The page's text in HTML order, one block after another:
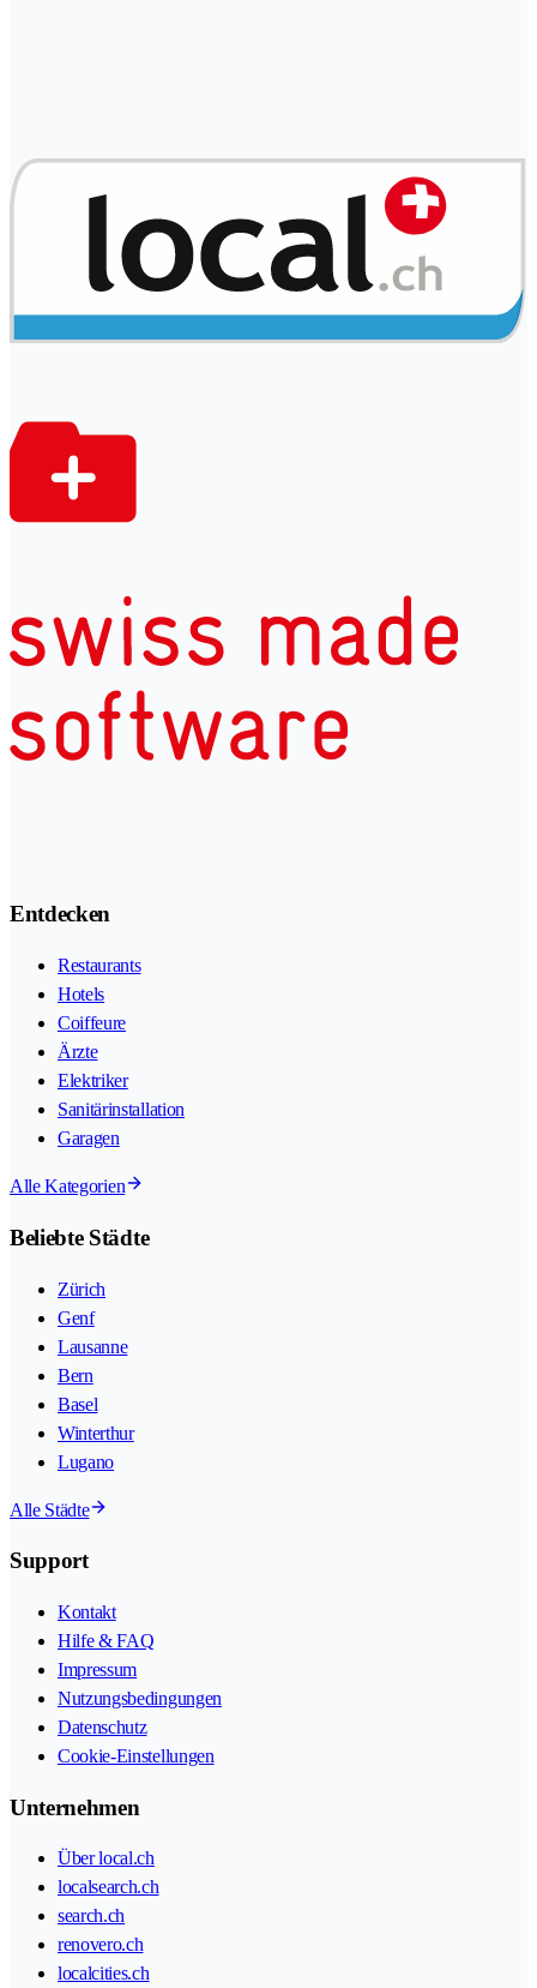
Entdecken
Restaurants
Hotels
Coiffeure
Ärzte
Elektriker
Sanitärinstallation
Garagen
Alle Kategorien
Beliebte Städte
Zürich
Genf
Lausanne
Bern
Basel
Winterthur
Lugano
Alle Städte
Support
Kontakt
Hilfe & FAQ
Impressum
Nutzungsbedingungen
Datenschutz
Cookie-Einstellungen
Unternehmen
Über local.ch
localsearch.ch
search.ch
renovero.ch
localcities.ch